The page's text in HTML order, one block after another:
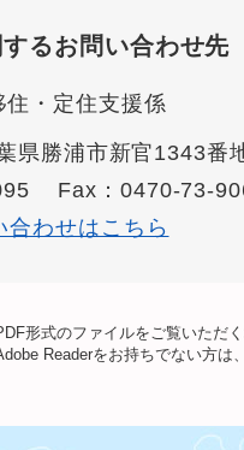
るお問い合わせ先
住・定住支援係
県勝浦市新官1343番
Fax：0470-73-
合わせはこちら
形式のファイルをご覧いただ
Readerをお持ちでない方は